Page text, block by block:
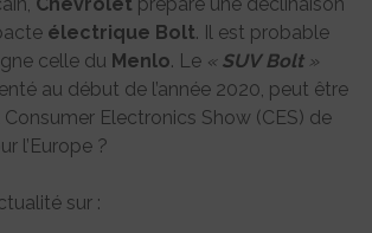
électrique Bolt. Il est probable
celle du Menlo. Le « SUV Bolt»
au début de l’année 2020, peut être
Electronics Show (CES) de
l’Europe ?
sur :